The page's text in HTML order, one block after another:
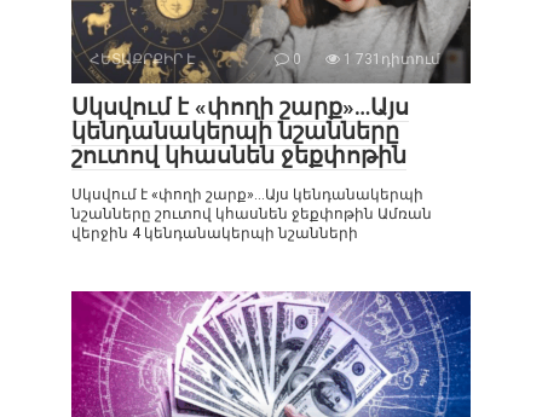
ՀԵՏԱՔՐՔԻՐ Է 0 1 731դիտում
Սկսվում է «փողի շարք»…Այս
կենդանակերպի նշանները
շուտով կհասնեն ջեքփոթին
Սկսվում է «փողի շարք»…Այս կենդանակերպի
նշանները շուտով կհասնեն ջեքփոթին Ամռան
վերջին 4 կենդանակերպի նշանների